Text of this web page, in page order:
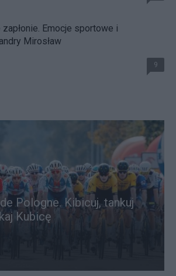
Emocje sportowe i
Mirosław
9
Pologne. Kibicuj, tankuj
Kubicę